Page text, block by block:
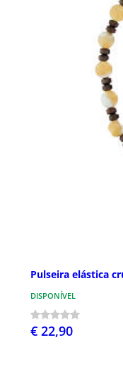
Pulseira elástica
DISPONÍVEL
€ 22,90